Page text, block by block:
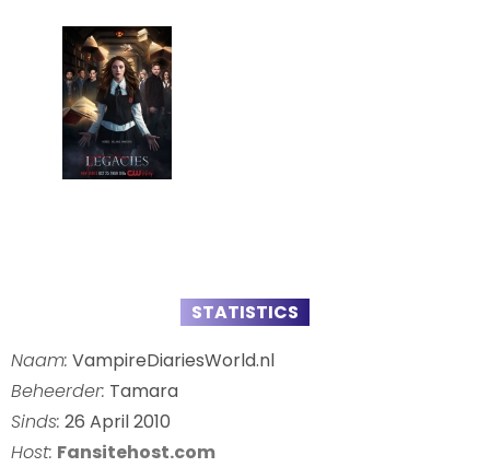
STATISTICS
Naam: VampireDiariesWorld.nl
Beheerder: Tamara
Sinds: 26 April 2010
Host: Fansitehost.com